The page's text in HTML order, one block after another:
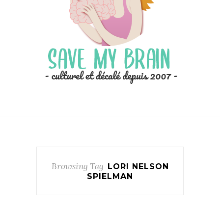
Browsing Tag LORI NELSON
SPIELMAN